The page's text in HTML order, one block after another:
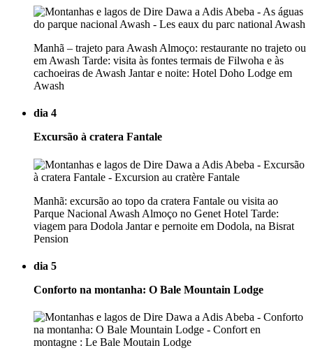
Manhã – trajeto para Awash Almoço: restaurante no trajeto ou
em Awash Tarde: visita às fontes termais de Filwoha e às
cachoeiras de Awash Jantar e noite: Hotel Doho Lodge em
Awash
dia 4
Excursão à cratera Fantale
Manhã: excursão ao topo da cratera Fantale ou visita ao
Parque Nacional Awash Almoço no Genet Hotel Tarde:
viagem para Dodola Jantar e pernoite em Dodola, na Bisrat
Pension
dia 5
Conforto na montanha: O Bale Mountain Lodge